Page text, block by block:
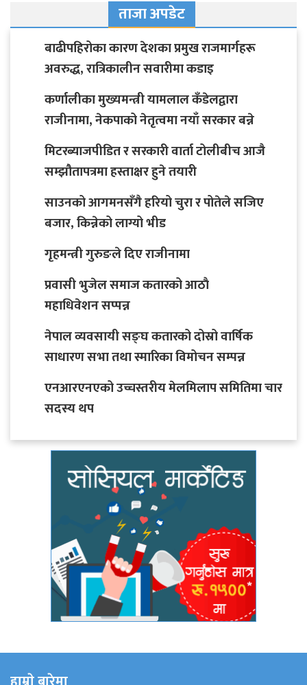
ताजा अपडेट
बाढीपहिरोका कारण देशका प्रमुख राजमार्गहरू
अवरुद्ध, रात्रिकालीन सवारीमा कडाइ
कर्णालीका मुख्यमन्त्री यामलाल कँडेलद्वारा
राजीनामा, नेकपाको नेतृत्वमा नयाँ सरकार बन्ने
मिटरब्याजपीडित र सरकारी वार्ता टोलीबीच आजै
सम्झौतापत्रमा हस्ताक्षर हुने तयारी
साउनको आगमनसँगै हरियो चुरा र पोतेले सजिए
बजार, किन्नेको लाग्यो भीड
गृहमन्त्री गुरुङले दिए राजीनामा
प्रवासी भुजेल समाज कतारको आठाै
महाधिवेशन सप्पन्न
नेपाल व्यवसायी सङ्घ कतारको दोस्रो वार्षिक
साधारण सभा तथा स्मारिका विमोचन सम्पन्न
एनआरएनएको उच्चस्तरीय मेलमिलाप समितिमा चार
सदस्य थप